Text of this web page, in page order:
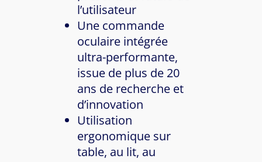
l’utilisateur
Une commande
oculaire intégrée
ultra-performante,
issue de plus de 20
ans de recherche et
d’innovation
Utilisation
ergonomique sur
table, au lit, au